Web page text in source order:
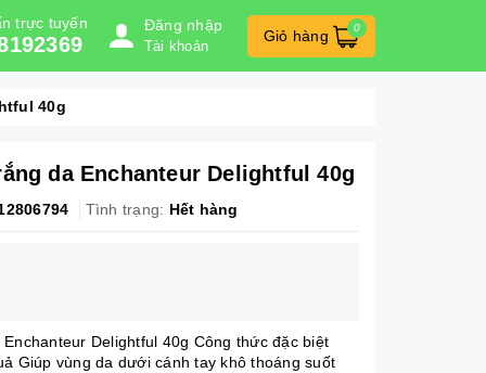
trực tuyến Đăng nhập
Tài khoản
Giỏ hàng 0
40g
da Enchanteur Delightful 40g
Tình trạng: Hết hàng
Delightful 40g Công thức đặc biệt
Giúp vùng da dưới cánh tay khô thoáng suốt